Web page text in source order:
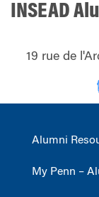
INSEAD
19 rue de
Alumni
My Penn –